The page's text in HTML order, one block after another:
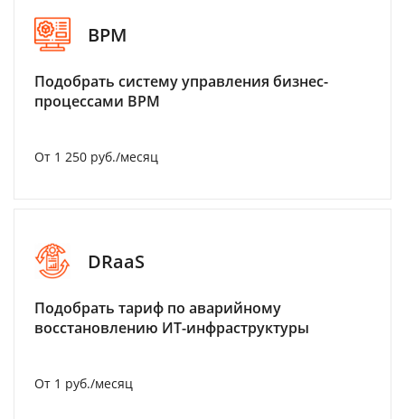
BPM
Подобрать систему управления бизнес-
процессами BPM
От 1 250 руб./месяц
DRaaS
Подобрать тариф по аварийному
восстановлению ИТ-инфраструктуры
От 1 руб./месяц